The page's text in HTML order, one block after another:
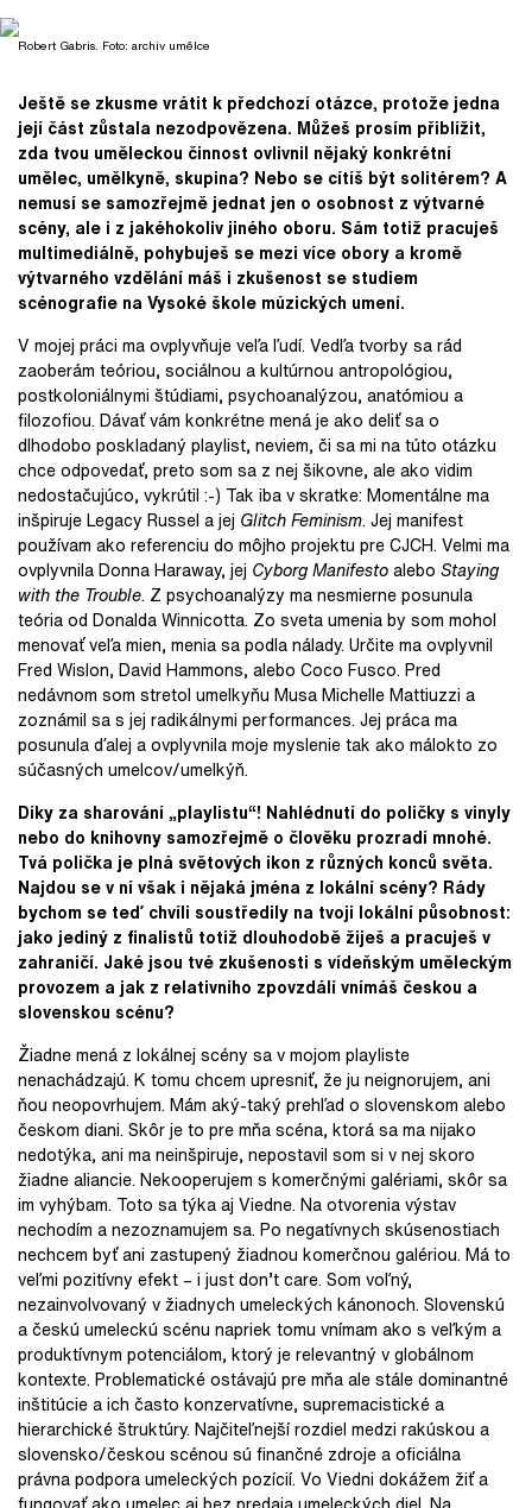
Robert Gabris. Foto: archiv umělce
Ještě se zkusme vrátit k předchozí otázce, protože jedna
její část zůstala nezodpovězena. Můžeš prosím přiblížit,
zda tvou uměleckou činnost ovlivnil nějaký konkrétní
umělec, umělkyně, skupina? Nebo se cítíš být solitérem? A
nemusí se samozřejmě jednat jen o osobnost z výtvarné
scény, ale i z jakéhokoliv jiného oboru. Sám totiž pracuješ
multimediálně, pohybuješ se mezi více obory a kromě
výtvarného vzdělání máš i zkušenost se studiem
scénografie na Vysoké škole múzických umení.
V mojej práci ma ovplyvňuje veľa ľudí. Vedľa tvorby sa rád
zaoberám teóriou, sociálnou a kultúrnou antropológiou,
postkoloniálnymi štúdiami, psychoanalýzou, anatómiou a
filozofiou. Dávať vám konkrétne mená je ako deliť sa o
dlhodobo poskladaný playlist, neviem, či sa mi na túto otázku
chce odpovedať, preto som sa z nej šikovne, ale ako vidim
nedostačujúco, vykrútil :-) Tak iba v skratke: Momentálne ma
inšpiruje Legacy Russel a jej Glitch Feminism. Jej manifest
používam ako referenciu do môjho projektu pre CJCH. Velmi ma
ovplyvnila Donna Haraway, jej Cyborg Manifestoalebo Staying
with the Trouble. Z psychoanalýzy ma nesmierne posunula
teória od Donalda Winnicotta. Zo sveta umenia by som mohol
menovať veľa mien, menia sa podla nálady. Určite ma ovplyvnil
Fred Wislon, David Hammons, alebo Coco Fusco. Pred
nedávnom som stretol umelkyňu Musa Michelle Mattiuzzi a
zoznámil sa s jej radikálnymi performances. Jej práca ma
posunula ďalej a ovplyvnila moje myslenie tak ako málokto zo
súčasných umelcov/umelkýň.
Díky za sharování„playlistu“! Nahlédnutí do poličky s vinyly
nebo do knihovny samozřejmě o člověku prozradí mnohé.
Tvá polička je plná světových ikon z různých konců světa.
Najdou se v ní však i nějaká jména z lokální scény? Rády
bychom se teď chvíli soustředily na tvoji lokální působnost:
jako jediný z finalistů totiž dlouhodobě žiješ a pracuješ v
zahraničí. Jaké jsou tvé zkušenosti s vídeňským uměleckým
provozem a jak z relativního zpovzdálí vnímáš českou a
slovenskou scénu?
Žiadne mená z lokálnej scény sa v mojom playliste
nenachádzajú. K tomu chcem upresniť, že ju neignorujem, ani
ňou neopovrhujem. Mám aký-taký prehľad o slovenskom alebo
českom diani. Skôr je to pre mňa scéna, ktorá sa ma nijako
nedotýka, ani ma neinšpiruje, nepostavil som si v nej skoro
žiadne aliancie. Nekooperujem s komerčnými galériami, skôr sa
im vyhýbam. Toto sa týka aj Viedne. Na otvorenia výstav
nechodím a nezoznamujem sa. Po negatívnych skúsenostiach
nechcem byť ani zastupený žiadnou komerčnou galériou. Má to
veľmi pozitívny efekt – i just don’t care. Som voľný,
nezainvolvovaný v žiadnych umeleckých kánonoch. Slovenskú
a českú umeleckú scénu napriek tomu vnímam ako s veľkým a
produktívnym potenciálom, ktorý je relevantný v globálnom
kontexte. Problematické ostávajú pre mňa ale stále dominantné
inštitúcie a ich často konzervatívne, supremacistické a
hierarchické štruktúry. Najčiteľnejší rozdiel medzi rakúskou a
slovensko/českou scénou sú finančné zdroje a oficiálna
právna podpora umeleckých pozícií. Vo Viedni dokážem žiť a